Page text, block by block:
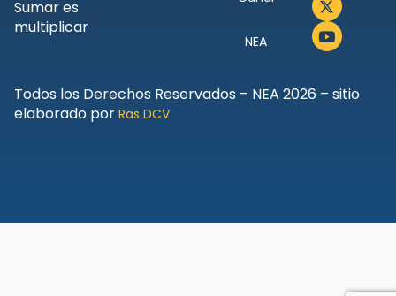
Sumar es
multiplicar
NEA
Todos los Derechos Reservados – NEA 2026 – sitio
elaborado por Ras DCV